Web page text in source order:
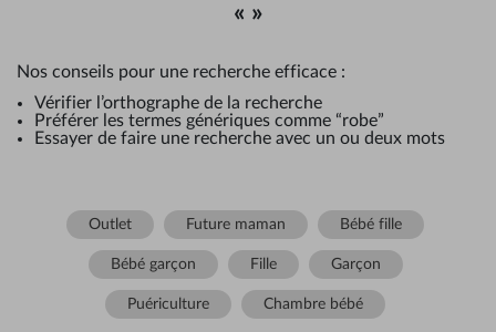
« »
Nos conseils pour une recherche efficace :
Vérifier l’orthographe de la recherche
Préférer les termes génériques comme “robe”
Essayer de faire une recherche avec un ou deux mots
Outlet Future maman Bébé fille
Bébé garçon Fille Garçon
Puériculture Chambre bébé